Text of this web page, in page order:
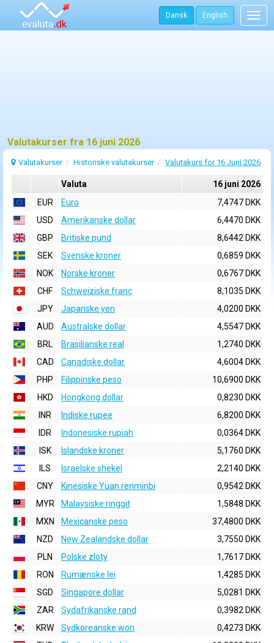
Dansk English
Valutakurser fra 16 juni 2026
Valutakurser Historiske valutakurser Valutakurs for 16 Juni 2026
Valuta
16 juni 2026
EUR
Euro
7,4747 DKK
USD
Amerikanske dollar
6,4470 DKK
GBP
Britiske pund
8,6442 DKK
SEK
Svenske kroner
0,6859 DKK
NOK
Norske kroner
0,6767 DKK
CHF
Schweiziske franc
8,1035 DKK
JPY
Japanske yen
4,0200 DKK
AUD
Australske dollar
4,5547 DKK
BRL
Brasilianske real
1,2740 DKK
CAD
Canadiske dollar
4,6004 DKK
PHP
Filippinske peso
10,6900 DKK
HKD
Hongkong dollar
0,8230 DKK
INR
Indiske rupee
6,8200 DKK
IDR
Indonesiske rupiah
0,0364 DKK
ISK
Islandske kroner
5,1760 DKK
ILS
Israelske shekel
2,2140 DKK
CNY
Kinesiske Yuan renminbi
0,9542 DKK
MYR
Malaysiske ringgit
1,5848 DKK
MXN
Mexicanske peso
37,4800 DKK
NZD
New Zealandske dollar
3,7550 DKK
PLN
Polske zloty
1,7617 DKK
RON
Rumænske lei
1,4285 DKK
SGD
Singapore dollar
5,0281 DKK
ZAR
Sydafrikanske rand
0,3982 DKK
KRW
Sydkoreanske won
0,4273 DKK